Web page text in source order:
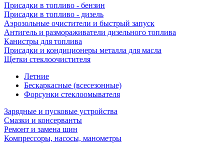
Присадки в топливо - бензин
Присадки в топливо - дизель
Аэрозольные очистители и быстрый запуск
Антигель и размораживатели дизельного топлива
Канистры для топлива
Присадки и кондиционеры металла для масла
Щетки стеклоочистителя
Летние
Бескаркасные (всесезонные)
Форсунки стеклоомывателя
Зарядные и пусковые устройства
Смазки и консерванты
Ремонт и замена шин
Компрессоры, насосы, манометры